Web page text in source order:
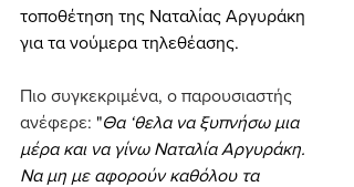
τοποθέτηση της Ναταλίας Αργυράκη
για τα νούμερα τηλεθέασης.
Πιο συγκεκριμένα, ο παρουσιαστής
ανέφερε: "Θα ‘θελα να ξυπνήσω μια
μέρα και να γίνω Ναταλία Αργυράκη.
Να μη με αφορούν καθόλου τα